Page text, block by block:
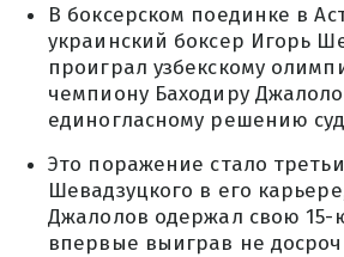
В боксерском поединке в
украинский боксер Игорь
проиграл узбекскому
чемпиону Баходиру
единогласному решению
Это поражение стало
Шевадзуцкого в его
Джалолов одержал свою 15-
впервые выиграв не